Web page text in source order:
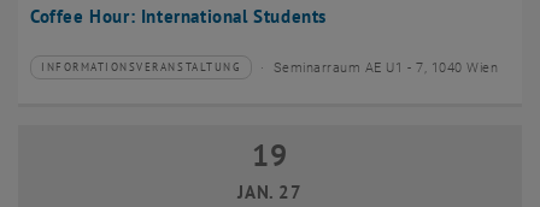
Coffee Hour: International Students
Veranstaltungstyp:
INFORMATIONSVERANSTALTUNG
Veranstaltungsort: Seminarraum AE U1 - 7, 1040 Wien
19 Januar 2027
19
JAN. 27